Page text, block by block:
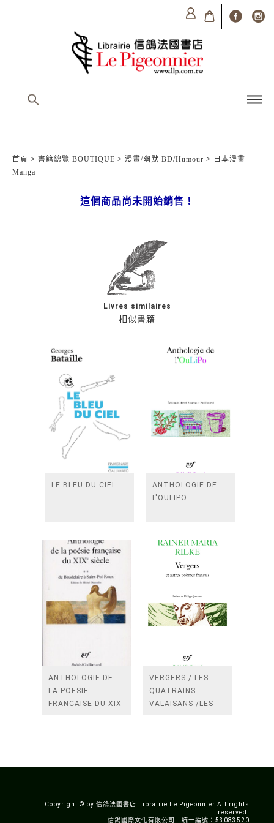
首頁 > 書籍總覽 BOUTIQUE > 漫畫/幽默 BD/Humour > 日本漫畫
Manga
這個商品尚未開始銷售！
相似書籍
Livres similaires
LE BLEU DU CIEL
ANTHOLOGIE DE
L'OULIPO
ANTHOLOGIE DE
LA POESIE
FRANCAISE DU XIX
VERGERS / LES
QUATRAINS
VALAISANS /LES
Copyright © by 信鴿法國書店 Librairie Le Pigeonnier All rights
reserved.
信鴿國際文化有限公司 統一編號：53083520